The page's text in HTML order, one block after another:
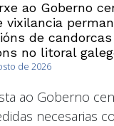
ao Goberno
vixilancia
de
no litoral
de 2026
ao Goberno
necesarias